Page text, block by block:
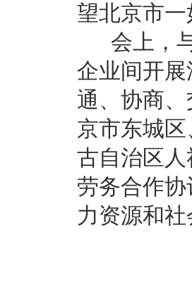
望北京市
会上，与
企业间开
通、协商
京市东城
古自治区
劳务合作
力资源和